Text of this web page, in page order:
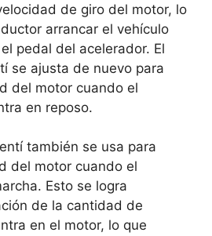
de giro del motor, lo
arrancar el vehículo
pedal del acelerador. El
se ajusta de nuevo para
del motor cuando el
en reposo.
también se usa para
del motor cuando el
Esto se logra
de la cantidad de
en el motor, lo que